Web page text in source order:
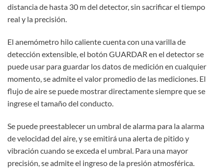
distancia de hasta 30 m del detector, sin sacrificar el tiempo
real y la precisión.
El anemómetro hilo caliente cuenta con una varilla de
detección extensible, el botón GUARDAR en el detector se
puede usar para guardar los datos de medición en cualquier
momento, se admite el valor promedio de las mediciones. El
flujo de aire se puede mostrar directamente siempre que se
ingrese el tamaño del conducto.
Se puede preestablecer un umbral de alarma para la alarma
de velocidad del aire, y se emitirá una alerta de pitido y
vibración cuando se exceda el umbral. Para una mayor
precisión, se admite el ingreso de la presión atmosférica.